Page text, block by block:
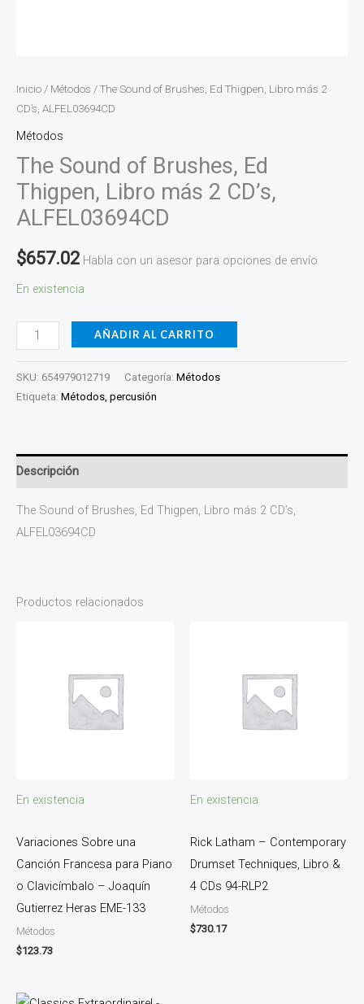
Inicio / Métodos / The Sound of Brushes, Ed Thigpen, Libro más 2
CD’s, ALFEL03694CD
Métodos
The Sound of Brushes, Ed
Thigpen, Libro más 2 CD’s,
ALFEL03694CD
$657.02 Habla con un asesor para opciones de envío
En existencia
AÑADIR AL CARRITO
SKU: 654979012719 Categoría: Métodos
Etiqueta: Métodos, percusión
Descripción
The Sound of Brushes, Ed Thigpen, Libro más 2 CD’s,
ALFEL03694CD
Productos relacionados
En existencia
Variaciones Sobre una
Canción Francesa para Piano
o Clavicímbalo – Joaquín
Gutierrez Heras EME-133
Métodos
$123.73
En existencia
Rick Latham – Contemporary
Drumset Techniques, Libro &
4 CDs 94-RLP2
Métodos
$730.17